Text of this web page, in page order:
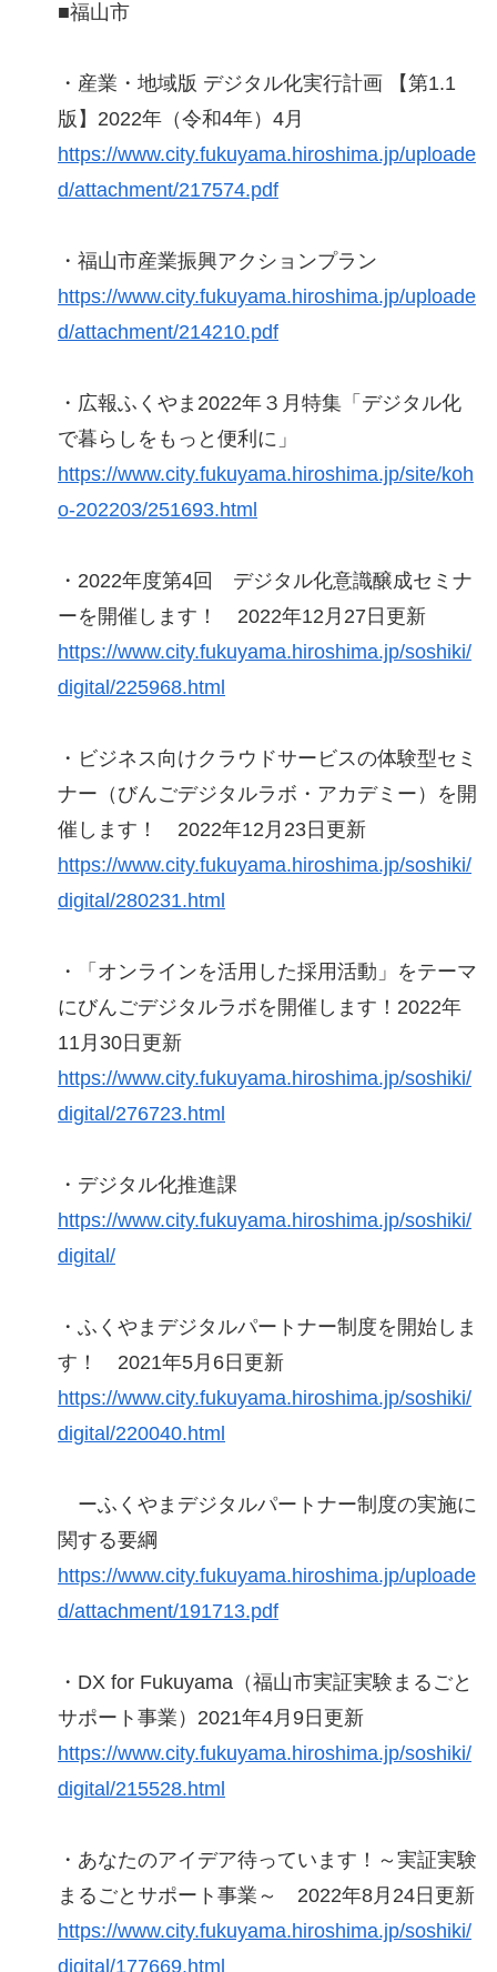
■福山市
・産業・地域版 デジタル化実行計画 【第1.1
版】2022年（令和4年）4月
https://www.city.fukuyama.hiroshima.jp/uploade
d/attachment/217574.pdf
・福山市産業振興アクションプラン
https://www.city.fukuyama.hiroshima.jp/uploade
d/attachment/214210.pdf
・広報ふくやま2022年３月特集「デジタル化
で暮らしをもっと便利に」
https://www.city.fukuyama.hiroshima.jp/site/koh
o-202203/251693.html
・2022年度第4回 デジタル化意識醸成セミナ
ーを開催します！ 2022年12月27日更新
https://www.city.fukuyama.hiroshima.jp/soshiki/
digital/225968.html
・ビジネス向けクラウドサービスの体験型セミ
ナー（びんごデジタルラボ・アカデミー）を開
催します！ 2022年12月23日更新
https://www.city.fukuyama.hiroshima.jp/soshiki/
digital/280231.html
・「オンラインを活用した採用活動」をテーマ
にびんごデジタルラボを開催します！2022年
11月30日更新
https://www.city.fukuyama.hiroshima.jp/soshiki/
digital/276723.html
・デジタル化推進課
https://www.city.fukuyama.hiroshima.jp/soshiki/
digital/
・ふくやまデジタルパートナー制度を開始しま
す！ 2021年5月6日更新
https://www.city.fukuyama.hiroshima.jp/soshiki/
digital/220040.html
ーふくやまデジタルパートナー制度の実施に
関する要綱
https://www.city.fukuyama.hiroshima.jp/uploade
d/attachment/191713.pdf
・DX for Fukuyama（福山市実証実験まるごと
サポート事業）2021年4月9日更新
https://www.city.fukuyama.hiroshima.jp/soshiki/
digital/215528.html
・あなたのアイデア待っています！～実証実験
まるごとサポート事業～ 2022年8月24日更新
https://www.city.fukuyama.hiroshima.jp/soshiki/
digital/177669.html